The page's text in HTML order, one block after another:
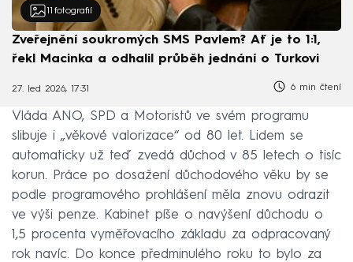
11 fotografií
Zveřejnění soukromých SMS Pavlem? Ať je to 1:1,
řekl Macinka a odhalil průběh jednání o Turkovi
27. led 2026, 17:31 6 min čtení
Vláda ANO, SPD a Motoristů ve svém programu
slibuje i „věkové valorizace“ od 80 let. Lidem se
automaticky už teď zvedá důchod v 85 letech o tisíc
korun. Práce po dosažení důchodového věku by se
podle programového prohlášení měla znovu odrazit
ve výši penze. Kabinet píše o navýšení důchodu o
1,5 procenta vyměřovacího základu za odpracovaný
rok navíc. Do konce předminulého roku to bylo za